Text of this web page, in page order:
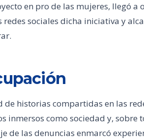
en pro de las mujeres, llegó a
sociales dicha iniciativa y
de historias compartidas en las
inmersos como sociedad y,
de las denuncias enmarcó